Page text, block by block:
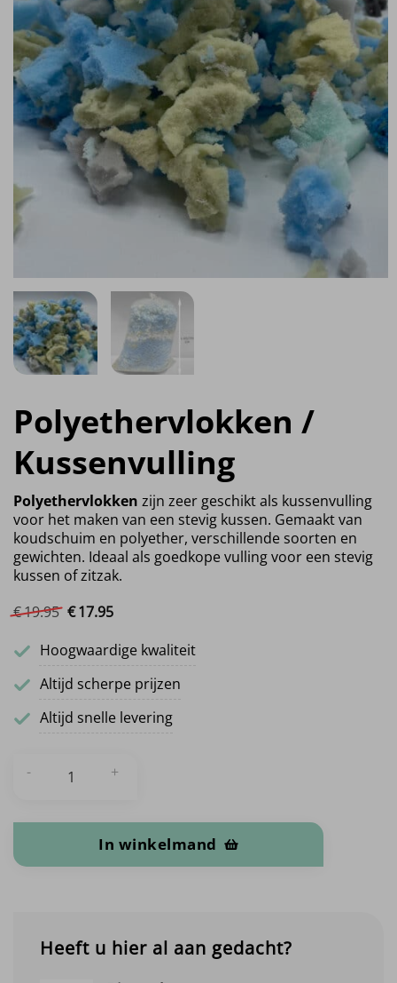
Polyethervlokken /
Kussenvulling
Polyethervlokken zijn zeer geschikt als kussenvulling
voor het maken van een stevig kussen. Gemaakt van
koudschuim en polyether, verschillende soorten en
gewichten. Ideaal als goedkope vulling voor een stevig
kussen of zitzak.
€19.95 Oorspronkelijke prijs was: €19.95.
€17.95Huidige prijs is: €17.95.
Hoogwaardige kwaliteit
Altijd scherpe prijzen
Altijd snelle levering
In winkelmand
Heeft u hier al aan gedacht?